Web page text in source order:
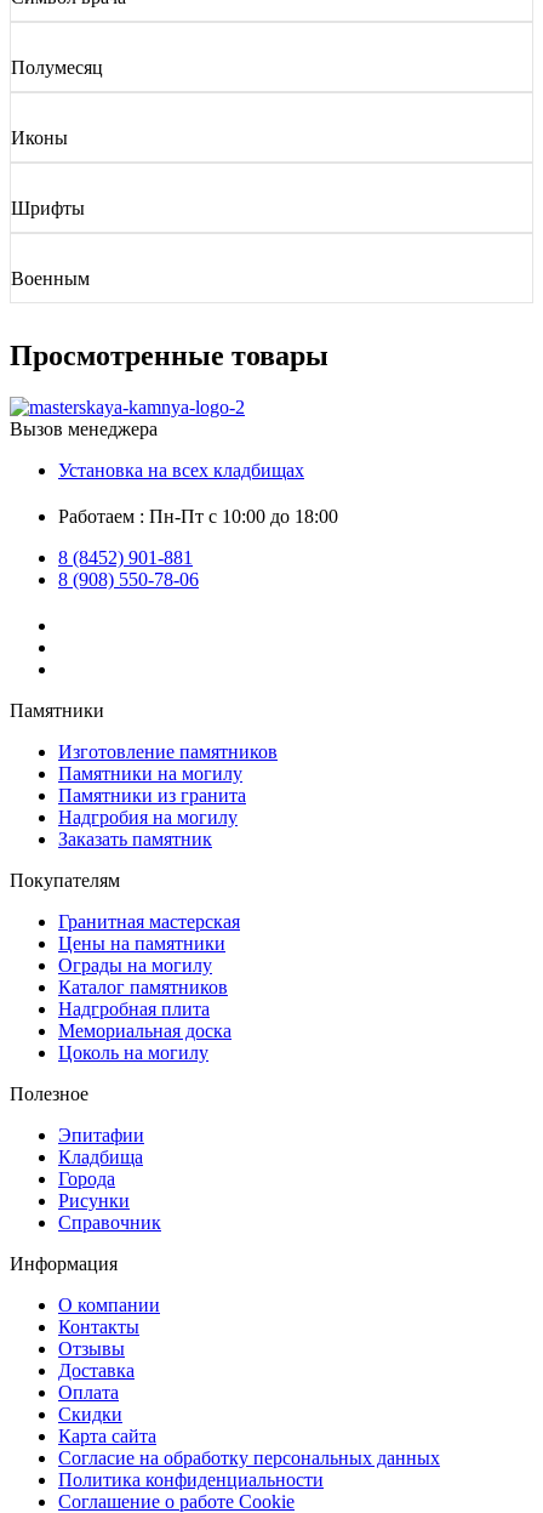
Полумесяц
Иконы
Шрифты
Военным
Просмотренные товары
Вызов менеджера
Установка на всех кладбищах
Работаем : Пн-Пт с 10:00 до 18:00
8 (8452) 901-881
8 (908) 550-78-06
Памятники
Изготовление памятников
Памятники на могилу
Памятники из гранита
Надгробия на могилу
Заказать памятник
Покупателям
Гранитная мастерская
Цены на памятники
Ограды на могилу
Каталог памятников
Надгробная плита
Мемориальная доска
Цоколь на могилу
Полезное
Эпитафии
Кладбища
Города
Рисунки
Справочник
Информация
О компании
Контакты
Отзывы
Доставка
Оплата
Скидки
Карта сайта
Согласие на обработку персональных данных
Политика конфиденциальности
Соглашение о работе Cookie